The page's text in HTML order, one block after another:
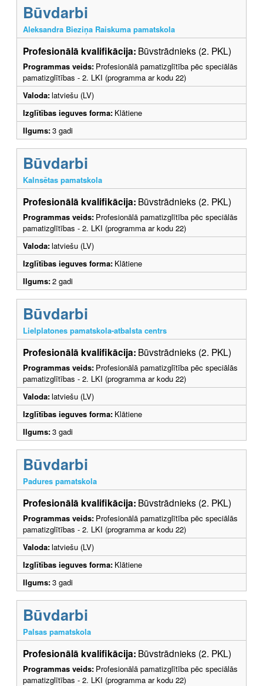
Būvdarbi
Aleksandra Bieziņa Raiskuma pamatskola
Profesionālā kvalifikācija: Būvstrādnieks (2. PKL)
Programmas veids: Profesionālā pamatizglītība pēc speciālās
pamatizglītības - 2. LKI (programma ar kodu 22)
Valoda:latviešu (LV)
Izglītības ieguves forma: Klātiene
Ilgums:3 gadi
Būvdarbi
Kalnsētas pamatskola
Profesionālā kvalifikācija: Būvstrādnieks (2. PKL)
Programmas veids: Profesionālā pamatizglītība pēc speciālās
pamatizglītības - 2. LKI (programma ar kodu 22)
Valoda:latviešu (LV)
Izglītības ieguves forma: Klātiene
Ilgums:2 gadi
Būvdarbi
Lielplatones pamatskola-atbalsta centrs
Profesionālā kvalifikācija: Būvstrādnieks (2. PKL)
Programmas veids: Profesionālā pamatizglītība pēc speciālās
pamatizglītības - 2. LKI (programma ar kodu 22)
Valoda:latviešu (LV)
Izglītības ieguves forma: Klātiene
Ilgums:3 gadi
Būvdarbi
Padures pamatskola
Profesionālā kvalifikācija: Būvstrādnieks (2. PKL)
Programmas veids: Profesionālā pamatizglītība pēc speciālās
pamatizglītības - 2. LKI (programma ar kodu 22)
Valoda:latviešu (LV)
Izglītības ieguves forma: Klātiene
Ilgums:3 gadi
Būvdarbi
Palsas pamatskola
Profesionālā kvalifikācija: Būvstrādnieks (2. PKL)
Programmas veids: Profesionālā pamatizglītība pēc speciālās
pamatizglītības - 2. LKI (programma ar kodu 22)